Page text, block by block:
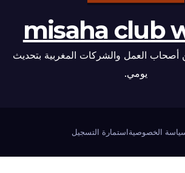
misaha club
العمل والشركات المغربية بتحديث
يومي.
الخصوصية استمارة التسجيل